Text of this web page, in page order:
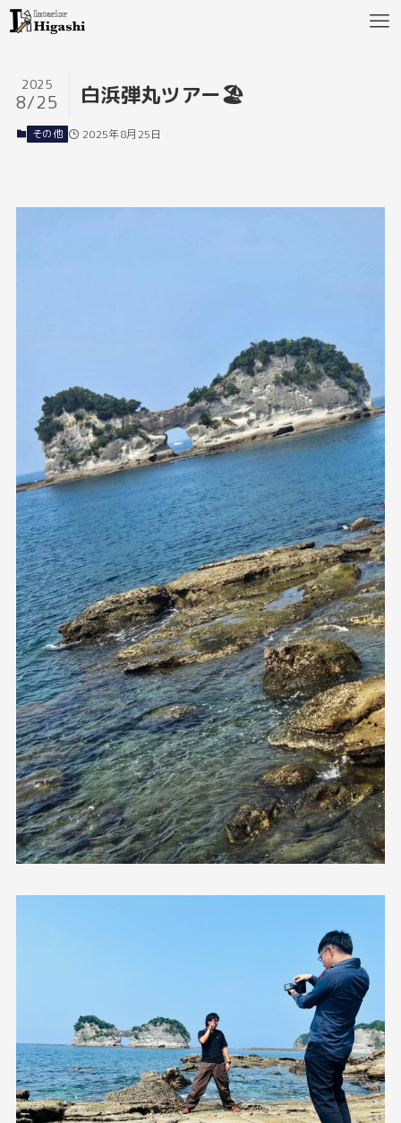
白浜弾丸ツアー🏖️
2025
8/25
その他 2025年8月25日